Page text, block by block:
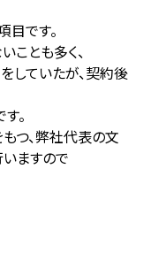
目です。
ことも多く、
していたが、契約後
。
つ、弊社代表の文
ますので